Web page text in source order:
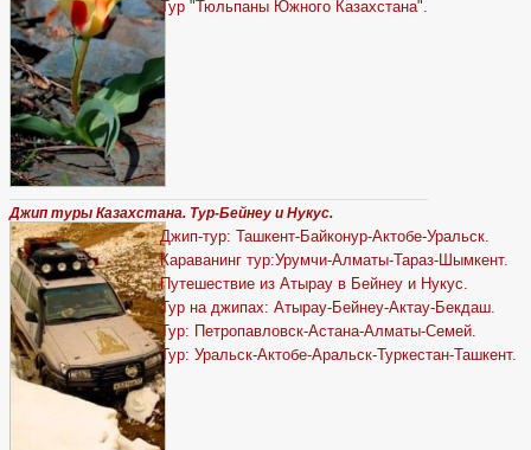
Тур "Тюльпаны Южного Казахстана".
Джип туры Казахстана. Тур-Бейнеу и Нукус.
Джип-тур: Ташкент-Байконур-Актобе-Уральск.
Караванинг тур:Урумчи-Алматы-Тараз-Шымкент.
Путешествие из Атырау в Бейнеу и Нукус.
Тур на джипах: Атырау-Бейнеу-Актау-Бекдаш.
Тур: Петропавловск-Астана-Алматы-Семей.
Тур: Уральск-Актобе-Аральск-Туркестан-Ташкент.